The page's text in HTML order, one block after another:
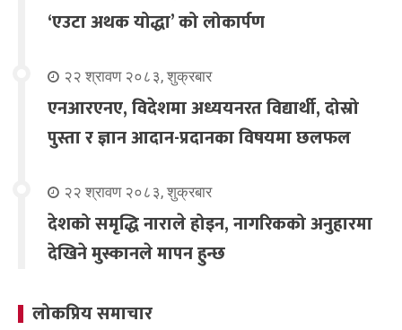
‘एउटा अथक योद्धा’ को लोकार्पण
२२ श्रावण २०८३, शुक्रबार
एनआरएनए, विदेशमा अध्ययनरत विद्यार्थी, दोस्रो
पुस्ता र ज्ञान आदान-प्रदानका विषयमा छलफल
२२ श्रावण २०८३, शुक्रबार
देशको समृद्धि नाराले होइन, नागरिकको अनुहारमा
देखिने मुस्कानले मापन हुन्छ
लोकप्रिय समाचार